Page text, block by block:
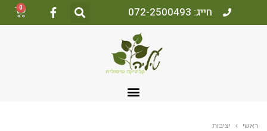
חייג: 072-2500493 0
ראשי › יציבות